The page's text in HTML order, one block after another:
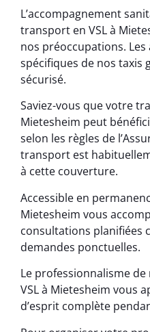
L’accompagnement
transport en VSL à
nos préoccupations.
spécifiques de nos taxis
sécurisé.
Saviez-vous que votre
Mietesheim peut
selon les règles de
transport est
à cette couverture.
Accessible en
Mietesheim vous
consultations planifiées
demandes ponctuelles.
Le professionnalisme
VSL à Mietesheim vous
d’esprit complète